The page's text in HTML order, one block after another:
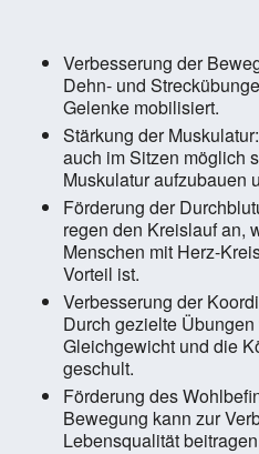
Verbesserung der
Dehn- und
Gelenke mobilisiert.
Stärkung der
auch im Sitzen möglich
Muskulatur aufzubauen
Förderung der
regen den Kreislauf an,
Menschen mit Herz-
Vorteil ist.
Verbesserung der
Durch gezielte
Gleichgewicht und die
geschult.
Förderung des
Bewegung kann zur
Lebensqualität